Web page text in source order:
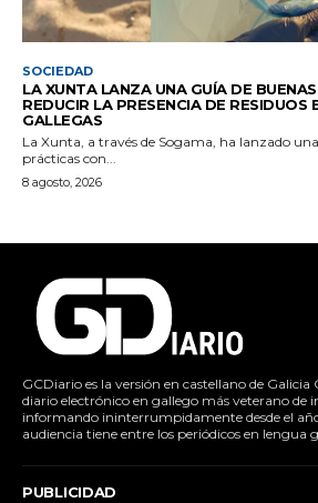
SOCIEDAD
LA XUNTA LANZA UNA GUÍA DE
REDUCIR LA PRESENCIA DE RESIDUOS
GALLEGAS
La Xunta, a través de Sogama, ha lanzado
prácticas con...
8 agosto, 2026
GCDiario es la versión en castellano de Galicia
diario electrónico en gallego más veterano de
informando ininterrumpidamente desde el
audiencia tiene entre los periódicos en lengua
PUBLICIDAD